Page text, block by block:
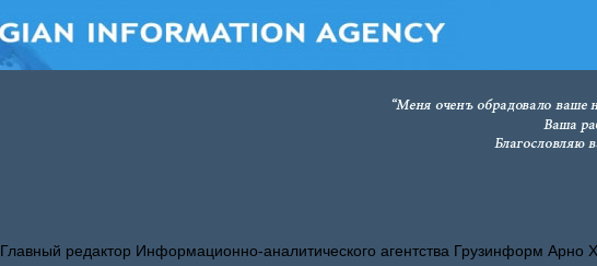
Главный редактор Информационно-аналитического агентства Грузинформ Арно